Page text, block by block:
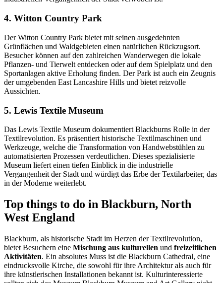
4. Witton Country Park
Der Witton Country Park bietet mit seinen ausgedehnten
Grünflächen und Waldgebieten einen natürlichen Rückzugsort.
Besucher können auf den zahlreichen Wanderwegen die lokale
Pflanzen- und Tierwelt entdecken oder auf dem Spielplatz und den
Sportanlagen aktive Erholung finden. Der Park ist auch ein Zeugnis
der umgebenden East Lancashire Hills und bietet reizvolle
Aussichten.
5. Lewis Textile Museum
Das Lewis Textile Museum dokumentiert Blackburns Rolle in der
Textilrevolution. Es präsentiert historische Textilmaschinen und
Werkzeuge, welche die Transformation von Handwebstühlen zu
automatisierten Prozessen verdeutlichen. Dieses spezialisierte
Museum liefert einen tiefen Einblick in die industrielle
Vergangenheit der Stadt und würdigt das Erbe der Textilarbeiter, das
in der Moderne weiterlebt.
Top things to do in Blackburn, North
West England
Blackburn, als historische Stadt im Herzen der Textilrevolution,
bietet Besuchern eine Mischung aus kulturellen und freizeitlichen
Aktivitäten. Ein absolutes Muss ist die Blackburn Cathedral, eine
eindrucksvolle Kirche, die sowohl für ihre Architektur als auch für
ihre künstlerischen Installationen bekannt ist. Kulturinteressierte